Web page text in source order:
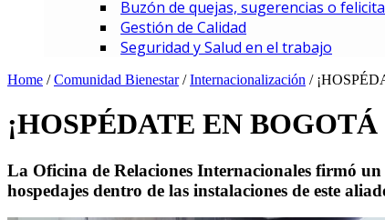
MGIED – Maestría en
MGE – Maestría en Gestión
ESPECIALIZACIONES
Especialización en
Especialización en Gerencia
Especialización en
Especialización en
Especialización en
Especialización en Gestión
Buzón de quejas, sugerencias o
Gestión de Calidad
Seguridad y Salud en el trabajo
Home /Comunidad Bienestar/Internacionalización /
¡HOSPÉDATE EN
La Oficina de Relaciones Internacionales firmó un
hospedajes dentro de las instalaciones de este